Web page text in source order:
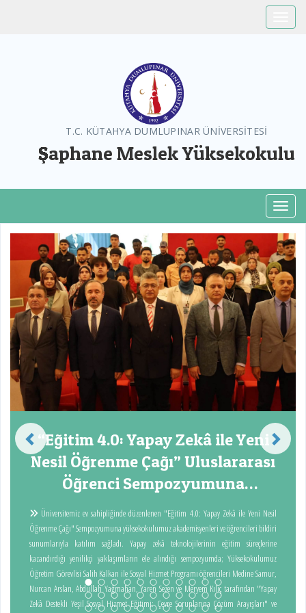
T.C. KÜTAHYA DUMLUPINAR ÜNİVERSİTESİ
Şaphane Meslek Yüksekokulu
“Eğitim 4.0: Yapay Zekâ ile Yeni
Nesil Öğrenme Çağı” Uluslararası
Öğrenci Sempozyumuna
Yüksekokulumuzdan Katılım...
Üniversitemiz ev sahipliğinde düzenlenen "Eğitim 4.0: Yapay Zekâ ile Yeni Nesil
Öğrenme Çağı" Sempozyumuna yüksekokulumuz akademisyenleri ve öğrencileri bildiri
sunumlarıyla katılım sağladı. Yapay zekâ teknolojilerinin eğitim süreçlerine
kazandırdığı yenilikçi yaklaşımların ele alındığı sempozyumda; Yüksekokulumuz
Öğretim Görevlisi Salih Kalkan ile Sosyal Hizmet Programı öğrencileri Medine Samur,
Nurcan Arslan, Abdullah Yağmahan, Yaren Sezen ve Meryem Kılıç tarafından "Yapay
Zekâ Destekli Yeşil Sosyal Hizmet Eğitimi: Çevre Sorunlarına Çözüm Arayışları" ve
Previous Next